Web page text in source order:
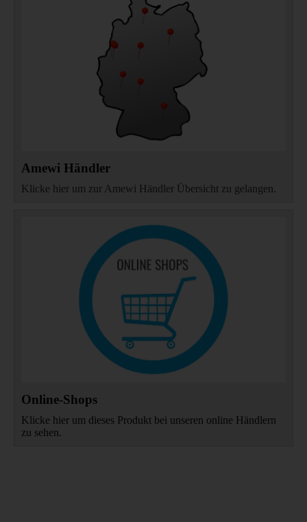
Amewi Händler
Klicke hier um zur Amewi Händler Übersicht zu gelangen.
Online-Shops
Klicke hier um dieses Produkt bei unseren online Händlern
zu sehen.